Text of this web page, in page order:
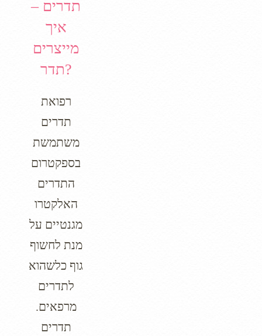
תדרים –
איך
מייצרים
תדר?
רפואת
תדרים
משתמשת
בספקטרום
התדרים
האלקטרו
מגנטיים על
מנת לחשוף
גוף כלשהוא
לתדרים
מרפאים.
תדרים